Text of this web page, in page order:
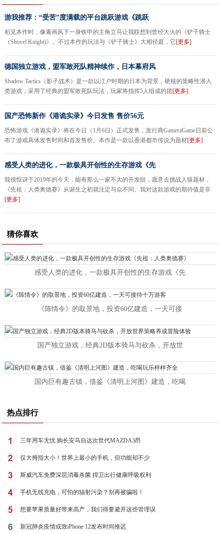
游我推荐：“受苦”度满载的平台跳跃游戏《跳跃
初见本作时，像素画风下一身铁甲的主角立马让我联想到曾经大火的《铲子骑士
（Shovel Knight)》。不过本作的玩法与《铲子骑士》大相径庭，它[更多]
德国独立游戏，盟军敢死队精神续作，日本幕府风
Shadow Tactics（影子战术）是一款以江户时期的日本为背景，硬核的策略性潜入
类游戏，采用了经典的盟军敢死队玩法，玩家将指挥5人组成的团 [更多]
国产恐怖新作《港诡实录》今日发售 售价56元
恐怖游戏《港诡实录》将在今日（1月6日）正式发售，发行商GameraGame日前公
布了游戏具体发售时间和首发售价。本作是一款以香港都市传说为题材[更多]
感受人类的进化，一款极具开创性的生存游戏《先
我很惊讶于2019年的今天，能有那么一家不大的开发组，愿意去挑战人猿题材，
《先祖：人类奥德赛》从诞生之初就注定与众不同。我对这款游戏的期待值是非
[更多]
猜你喜欢
感受人类的进化，一款极具开创性的生存游戏《先
《陈情令》的取景地，投资60亿建造，一天可接
国产独立游戏，经典2D版本骑马与砍杀，开放世
国内巨有趣古镇，借鉴《清明上河图》建造，吃喝
热点排行
三年用车无忧 购长安马自达次世代MAZDA3昂
仅大拇指大小！世界上最小的手机，但功能却不少
斯威汽车免费深层消毒杀菌 捍卫出行健康呼吸权利
手机无线充电，可怕的辐射污染？别再被骗啦！
想要苹果质量好带来高产，我们得要避开这些管理误
新冠肺炎疫情或致iPhone 12发布时间推迟